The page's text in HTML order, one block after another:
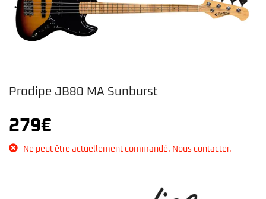
Prodipe JB80 MA Sunburst
279€
Ne peut être actuellement commandé. Nous contacter.